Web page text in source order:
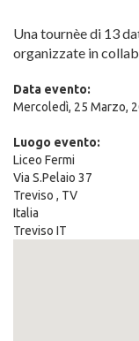
Una tournèe di 13
organizzate in
Data evento:
Mercoledì, 25 Marzo,
Luogo evento:
Liceo Fermi
Via S.Pelaio 37
Treviso , TV
Italia
Treviso IT